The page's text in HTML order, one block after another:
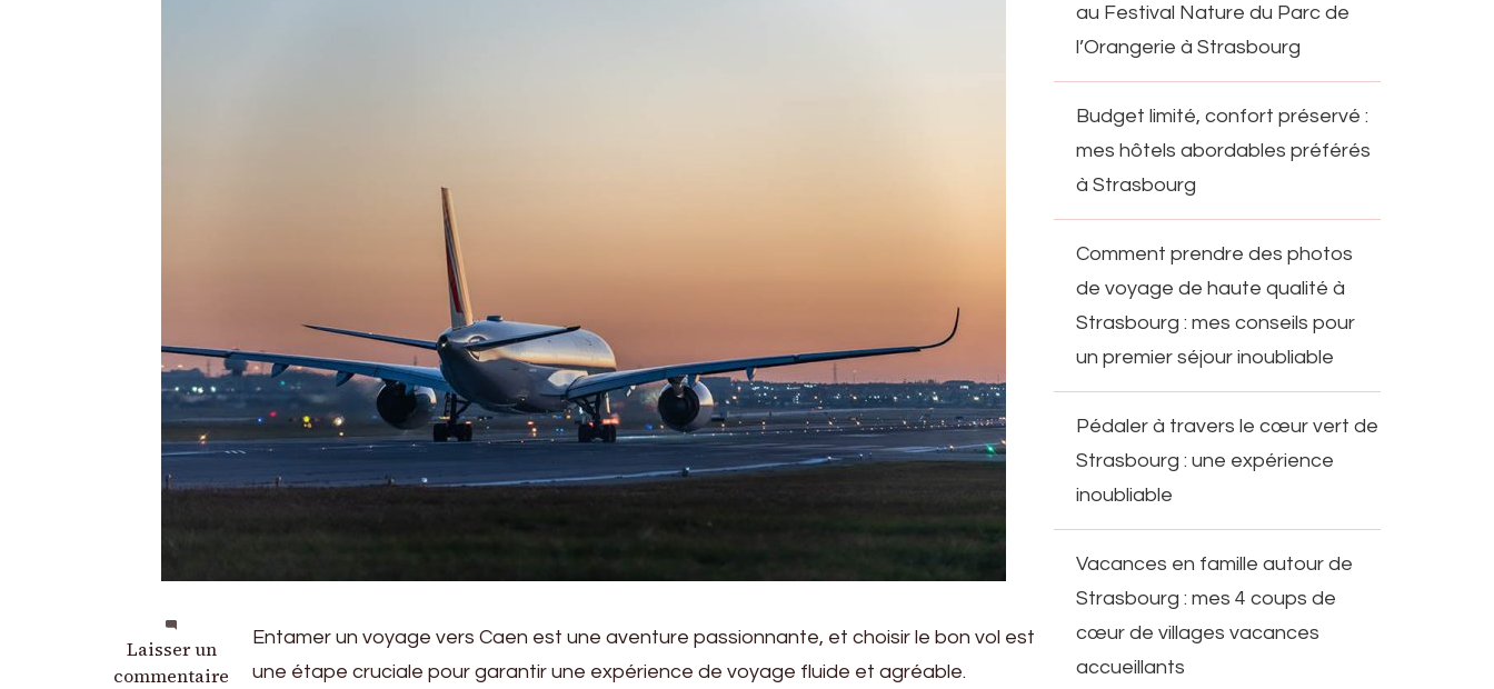
Laisser un
commentaire
sur
Voguer
Entamer un voyage vers Caen est une aventure passionnante, et choisir le bon vol est
une étape cruciale pour garantir une expérience de voyage fluide et agréable.
au Festival Nature du Parc de
l’Orangerie à Strasbourg
Budget limité, confort préservé :
mes hôtels abordables préférés
à Strasbourg
Comment prendre des photos
de voyage de haute qualité à
Strasbourg : mes conseils pour
un premier séjour inoubliable
Pédaler à travers le cœur vert de
Strasbourg : une expérience
inoubliable
Vacances en famille autour de
Strasbourg : mes 4 coups de
cœur de villages vacances
accueillants